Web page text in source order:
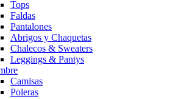
Tops
Faldas
Pantalones
Abrigos y Chaquetas
Chalecos & Sweaters
Leggings & Pantys
Camisas
Poleras